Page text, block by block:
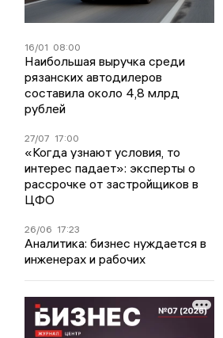
16/01 08:00
Наибольшая выручка среди
рязанских автодилеров
составила около 4,8 млрд
рублей
27/07 17:00
«Когда узнают условия, то
интерес падает»: эксперты о
рассрочке от застройщиков в
ЦФО
26/06 17:23
Аналитика: бизнес нуждается в
инженерах и рабочих